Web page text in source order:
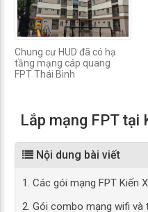
Chung cư HUD đã có hạ
tầng mạng cáp quang
FPT Thái Bình
Lắp mạng FPT tại
Nội dung bài viết
1. Các gói mạng FPT Kiến
2. Gói combo mạng wifi và